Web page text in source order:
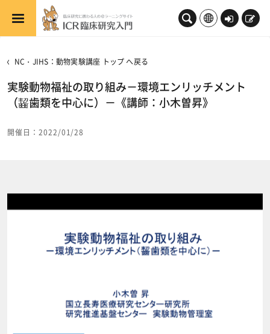
メインコンテンツへスキップする
ロ
新
NC・JIHS：動物実験講座 トップ へ戻る
実験動物福祉の取り組み－環境エンリッチメント
（齧歯類を中心に）－《講師：小木曽昇》
開催日：2022/01/28